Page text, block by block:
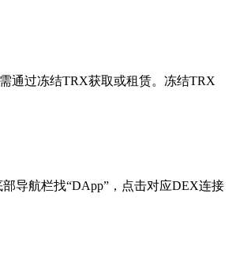
通过冻结TRX获取或租赁。冻结TRX
导航栏找“DApp”，点击对应DEX连接